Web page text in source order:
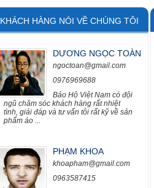
KHÁCH HÀNG NÓI VỀ CHÚNG TÔI
DƯƠNG NGỌC TOÀN
ngoctoan@gmail.com
0976969688
Bảo Hộ Việt Nam có đội
ngũ chăm sóc khách hàng rất nhiệt
tình, giải đáp và tư vấn tôi rất kỹ về sản
phẩm áo ...
PHẠM KHOA
khoapham@gmail.com
0963587415